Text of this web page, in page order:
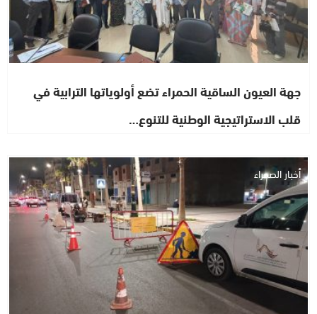
جهة العيون الساقية الحمراء تضع أولوياتها الترابية في
قلب الاستراتيجية الوطنية للتنوع…
أخبار الصحراء